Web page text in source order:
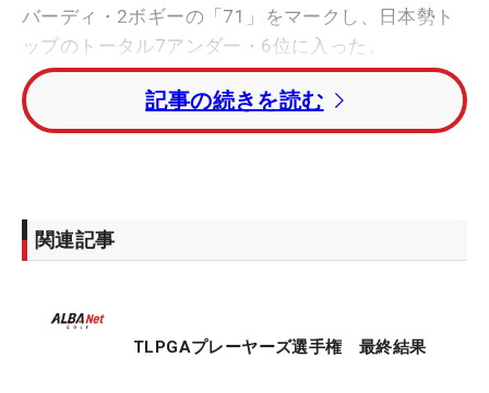
バーディ・2ボギーの「71」をマークし、日本勢ト
ップのトータル7アンダー・6位に入った。
青木瀬令奈はトータル6アンダー・7位。佐久間朱莉
はトータル4アンダー・10位で4日間を終えた。
イ。勝みなみはトータル2アンダー・13位タイ、吉
田優利はトータル2オーバー・28位タイだった。
優勝はトータル11アンダーまで伸ばしたファン・ヨ
ウミン（韓国）。日本ツアー通算28勝の申ジエ（韓
記事の続きを読む
関連記事
TLPGAプレーヤーズ選手権 最終結果